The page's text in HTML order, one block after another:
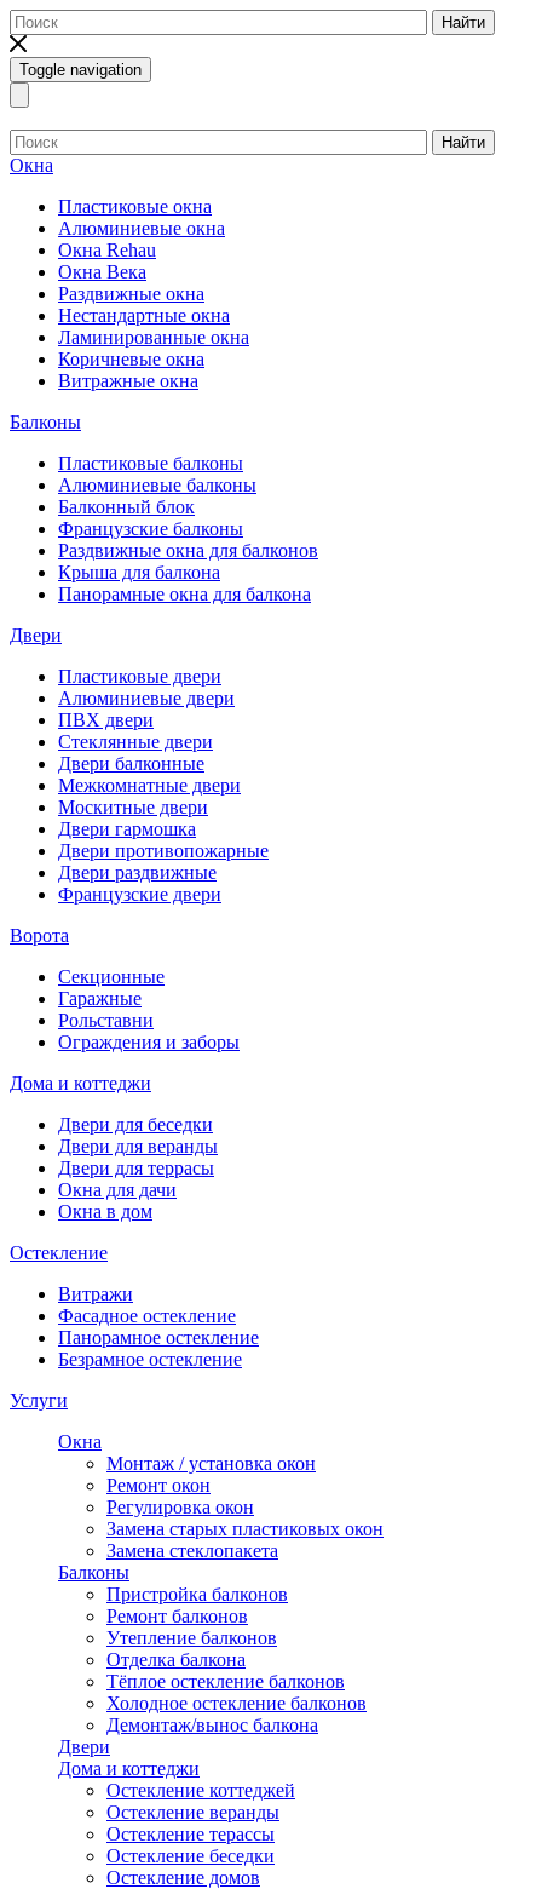
Найти
Toggle navigation
Найти
Окна
Пластиковые окна
Алюминиевые окна
Окна Rehau
Окна Века
Раздвижные окна
Нестандартные окна
Ламинированные окна
Коричневые окна
Витражные окна
Балконы
Пластиковые балконы
Алюминиевые балконы
Балконный блок
Французские балконы
Раздвижные окна для балконов
Крыша для балкона
Панорамные окна для балкона
Двери
Пластиковые двери
Алюминиевые двери
ПВХ двери
Стеклянные двери
Двери балконные
Межкомнатные двери
Москитные двери
Двери гармошка
Двери противопожарные
Двери раздвижные
Французские двери
Ворота
Секционные
Гаражные
Рольставни
Ограждения и заборы
Дома и коттеджи
Двери для беседки
Двери для веранды
Двери для террасы
Окна для дачи
Окна в дом
Остекление
Витражи
Фасадное остекление
Панорамное остекление
Безрамное остекление
Услуги
Окна
Монтаж / установка окон
Ремонт окон
Регулировка окон
Замена старых пластиковых окон
Замена стеклопакета
Балконы
Пристройка балконов
Ремонт балконов
Утепление балконов
Отделка балкона
Тёплое остекление балконов
Холодное остекление балконов
Демонтаж/вынос балкона
Двери
Дома и коттеджи
Остекление коттеджей
Остекление веранды
Остекление терассы
Остекление беседки
Остекление домов